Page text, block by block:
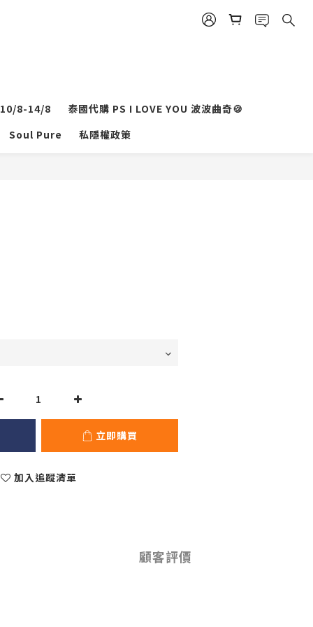
10/8-14/8
泰國代購 PS I LOVE YOU 波波曲奇🍪
Soul Pure 私隱權政策
立即購買
加入追蹤清單
顧客評價